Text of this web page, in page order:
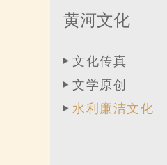
黄河文化
文化传真
文学原创
水利廉洁文化